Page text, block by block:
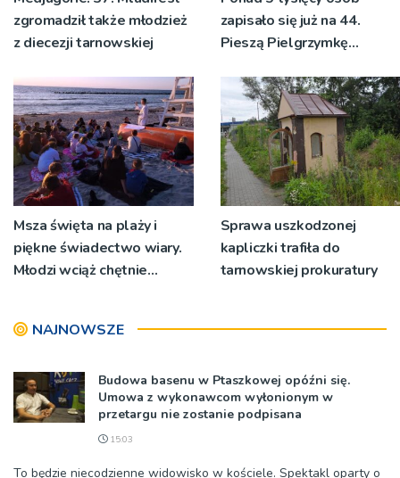
zgromadził także młodzież
z diecezji tarnowskiej
zapisało się już na 44.
Pieszą Pielgrzymkę
Msza święta na plaży i
piękne świadectwo wiary.
Młodzi wciąż chętnie
Sprawa uszkodzonej
kapliczki trafiła do
tarnowskiej prokuratury
NAJNOWSZE
Budowa basenu w Ptaszkowej opóźni się.
Umowa z wykonawcom wyłonionym w
przetargu nie zostanie podpisana
15:03
To będzie niecodzienne widowisko w kościele. Spektakl oparty o